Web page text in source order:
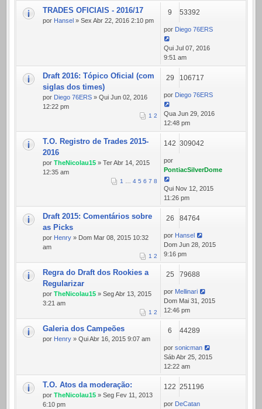
TRADES OFICIAIS - 2016/17
por Hansel » Sex Abr 22, 2016 2:10 pm
9 53392
por Diego 76ERS
Qui Jul 07, 2016
9:51 am
Draft 2016: Tópico Oficial (com
siglas dos times)
por Diego 76ERS » Qui Jun 02, 2016
12:22 pm
1 2
29 106717
por Diego 76ERS
Qua Jun 29, 2016
12:48 pm
T.O. Registro de Trades 2015-
2016
por TheNicolau15 » Ter Abr 14, 2015
12:35 am
1 … 4 5 6 7 8
142 309042
por
PontiacSilverDome
Qui Nov 12, 2015
11:26 pm
Draft 2015: Comentários sobre
as Picks
por Henry » Dom Mar 08, 2015 10:32
am
1 2
26 84764
por Hansel
Dom Jun 28, 2015
9:16 pm
Regra do Draft dos Rookies a
Regularizar
por TheNicolau15 » Seg Abr 13, 2015
3:21 am
1 2
25 79688
por Mellinari
Dom Mai 31, 2015
12:46 pm
Galeria dos Campeões
por Henry » Qui Abr 16, 2015 9:07 am
6 44289
por sonicman
Sáb Abr 25, 2015
12:22 am
T.O. Atos da moderação:
por TheNicolau15 » Seg Fev 11, 2013
6:10 pm
122 251196
por DeCatan